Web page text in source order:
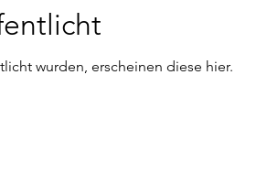
wurden, erscheinen diese hier.